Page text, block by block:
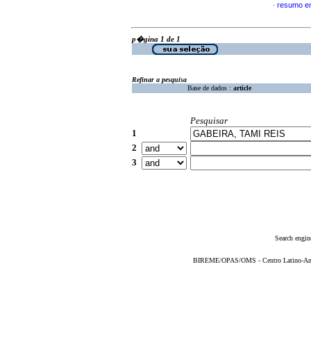
· resumo
p�gina 1 de 1
Refinar a pesquisa
Base de dados : article
Pesquisar
1
2
3
Search
BIREME/OPAS/OMS - Centro Latino-